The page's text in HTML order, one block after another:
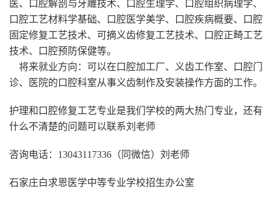
医、口腔解剖与牙雕技术、口腔生理学、口腔组织病理学、
口腔工艺材料学基础、口腔医学美学、口腔疾病概要、口腔
固定修复工艺技术、可摘义齿修复工艺技术、口腔正畸工艺
技术、口腔预防保健等。
将来就业方向：可以在口腔加工厂、义齿工作室、口腔门
诊、医院的口腔科室从事义齿制作及安装操作方面的工作。
护理和口腔修复工艺专业是我们学校的两大热门专业，还有
什么不清楚的问题可以联系刘老师
咨询电话：13043117336（同微信）刘老师
石家庄白求恩医学中等专业学校招生办公室